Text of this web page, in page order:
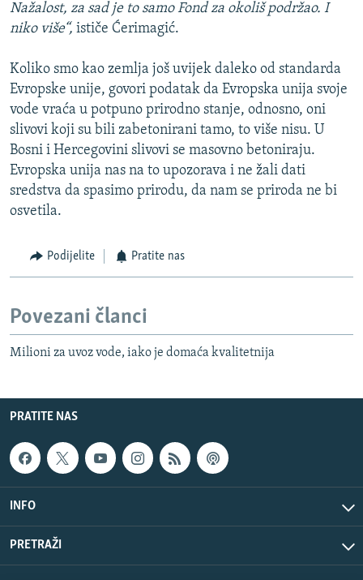
Nažalost, za sad je to samo Fond za okoliš podržao. I
niko više“, ističe Ćerimagić.
Koliko smo kao zemlja još uvijek daleko od standarda
Evropske unije, govori podatak da Evropska unija svoje
vode vraća u potpuno prirodno stanje, odnosno, oni
slivovi koji su bili zabetonirani tamo, to više nisu. U
Bosni i Hercegovini slivovi se masovno betoniraju.
Evropska unija nas na to upozorava i ne žali dati
sredstva da spasimo prirodu, da nam se priroda ne bi
osvetila.
Podijelite Pratite nas
Povezani članci
Milioni za uvoz vode, iako je domaća kvalitetnija
PRATITE NAS
INFO
PRETRAŽI